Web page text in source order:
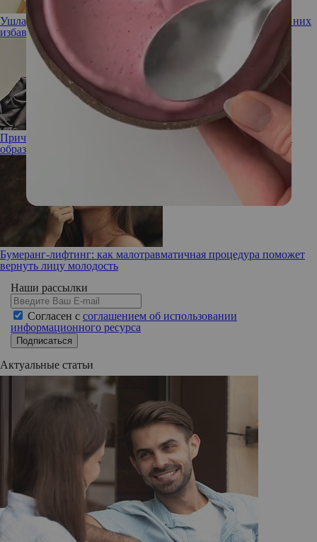
Ушла эпоха! Девушка-мем с бровями на пол-лба наконец от них
избавилась
Прическа Малефисенты: Рената Литвинова показала новый
образ
Бумеранг-лифтинг: как малотравматичная процедура поможет
вернуть лицу молодость
Наши рассылки
Согласен с соглашением об использовании
информационного ресурса
Подписаться
Актуальные статьи